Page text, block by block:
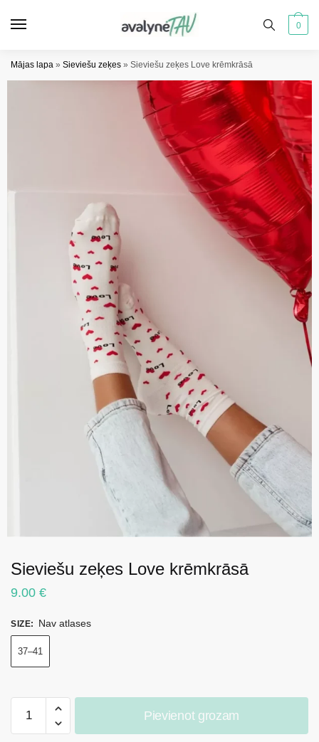
0
Mājas lapa » Sieviešu zeķes » Sieviešu zeķes Love krēmkrāsā
Sieviešu zeķes Love krēmkrāsā
9.00 €
SIZE: Nav atlases
37–41
zeķes
Pievienot grozam